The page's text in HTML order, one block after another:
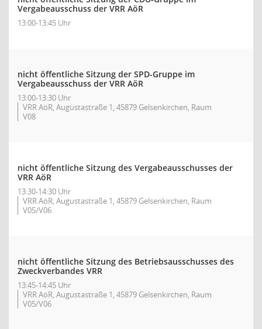
Vergabeausschuss der VRR AöR
13:00-13:45 Uhr
nicht öffentliche Sitzung der SPD-Gruppe im
Vergabeausschuss der VRR AöR
13:00-13:30 Uhr
VRR AöR, Augustastraße 1, 45879 Gelsenkirchen, Raum
V08
nicht öffentliche Sitzung des Vergabeausschusses der
VRR AöR
13:30-14:30 Uhr
VRR AöR, Augustastraße 1, 45879 Gelsenkirchen, Raum
V05/V06
nicht öffentliche Sitzung des Betriebsausschusses des
Zweckverbandes VRR
13:45-14:45 Uhr
VRR AöR, Augustastraße 1, 45879 Gelsenkirchen, Raum
V05/V06